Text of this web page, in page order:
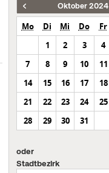
Oktober 2024
Mo Di Mi Do Fr
1
2 3 4
7
8 9 10 11
14
15 16 17 18
21
22 23 24 25
28
29 30 31
oder
Stadtbezirk